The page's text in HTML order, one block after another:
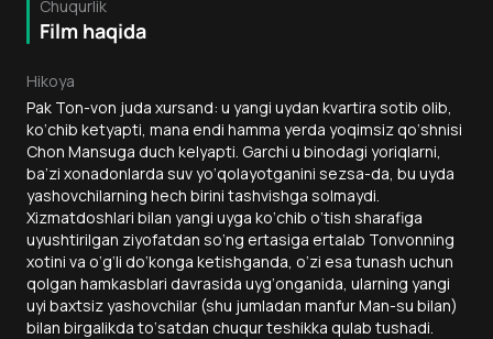
Chuqurlik
Film haqida
Hikoya
Pak Ton-von juda xursand: u yangi uydan kvartira sotib olib,
ko‘chib ketyapti, mana endi hamma yerda yoqimsiz qo‘shnisi
Chon Mansuga duch kelyapti. Garchi u binodagi yoriqlarni,
ba’zi xonadonlarda suv yo‘qolayotganini sezsa-da, bu uyda
yashovchilarning hech birini tashvishga solmaydi.
Xizmatdoshlari bilan yangi uyga ko‘chib o‘tish sharafiga
uyushtirilgan ziyofatdan so‘ng ertasiga ertalab Tonvonning
xotini va o‘g‘li do‘konga ketishganda, o‘zi esa tunash uchun
qolgan hamkasblari davrasida uyg‘onganida, ularning yangi
uyi baxtsiz yashovchilar (shu jumladan manfur Man-su bilan)
bilan birgalikda to‘satdan chuqur teshikka qulab tushadi.